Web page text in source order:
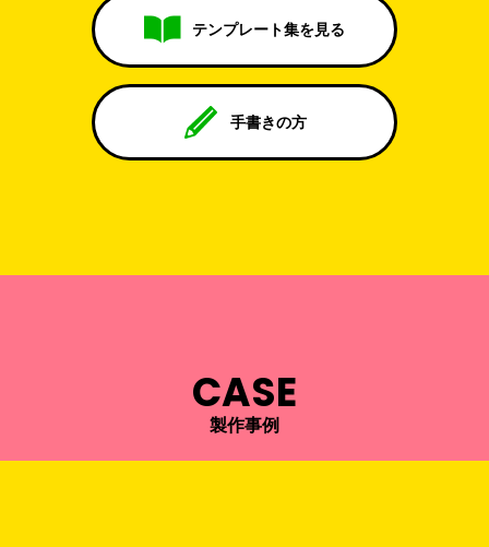
テンプレート集を見る
手書きの方
CASE
製作事例